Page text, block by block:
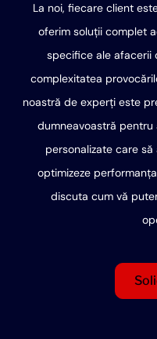
La noi, fiecare client
oferim soluții complet
specifice ale afacerii
complexitatea
noastră de experți este
dumneavoastră pentru
personalizate care
optimizeze
discuta cum vă